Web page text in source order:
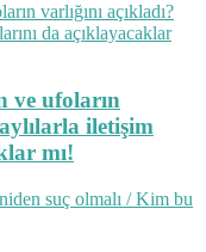
ve ufoların
iletişim
mı!